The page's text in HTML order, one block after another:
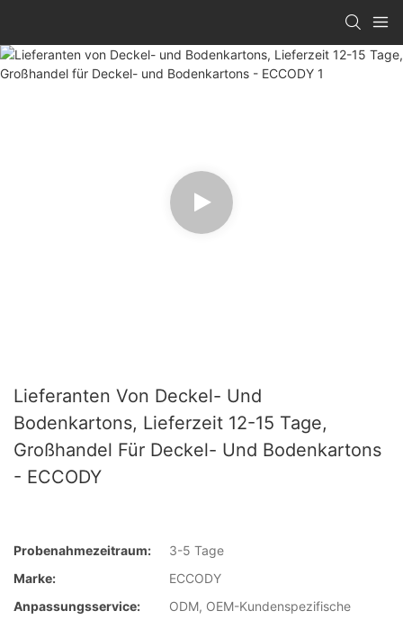
Lieferanten Von Deckel- Und
Bodenkartons, Lieferzeit 12-15 Tage,
Großhandel Für Deckel- Und Bodenkartons
- ECCODY
Probenahmezeitraum:
3-5 Tage
Marke:
ECCODY
Anpassungsservice:
ODM, OEM-Kundenspezifische